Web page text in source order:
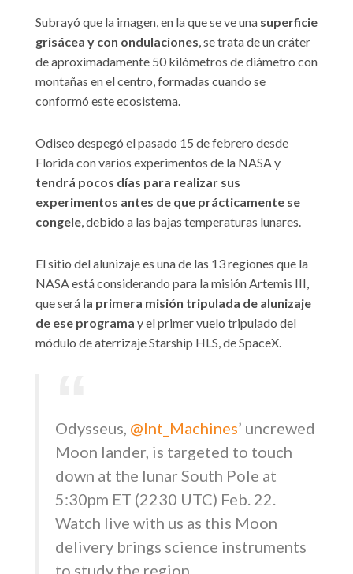
Subrayó que la imagen, en la que se ve una superficie
grisácea y con ondulaciones, se trata de un cráter
de aproximadamente 50 kilómetros de diámetro con
montañas en el centro, formadas cuando se
conformó este ecosistema.
Odiseo despegó el pasado 15 de febrero desde
Florida con varios experimentos de la NASA y
tendrá pocos días para realizar sus
experimentos antes de que prácticamente se
congele, debido a las bajas temperaturas lunares.
El sitio del alunizaje es una de las 13 regiones que la
NASA está considerando para la misión Artemis III,
que será la primera misión tripulada de alunizaje
de ese programa y el primer vuelo tripulado del
módulo de aterrizaje Starship HLS, de SpaceX.
Odysseus, @Int_Machines’ uncrewed
Moon lander, is targeted to touch
down at the lunar South Pole at
5:30pm ET (2230 UTC) Feb. 22.
Watch live with us as this Moon
delivery brings science instruments